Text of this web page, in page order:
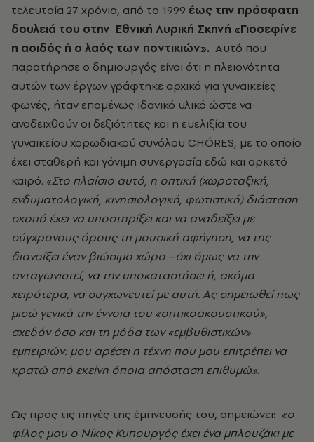
τελευταία 27 χρόνια, από το 1999 έως την πρόσφατη
δουλειά του στην Εθνική Λυρική Σκηνή «Γιοσεφίνε
η αοιδός ή ο λαός των ποντικιών». Αυτό που
παρατήρησε ο δημιουργός είναι ότι η πλειονότητα
αυτών των έργων γράφτηκε αρχικά για γυναικείες
φωνές, ήταν επομένως ιδανικό υλικό ώστε να
αναδειχθούν οι δεξιότητες και η ευελιξία του
γυναικείου χορωδιακού συνόλου CHÓRES, με το οποίο
έχει σταθερή και γόνιμη συνεργασία εδώ και αρκετό
καιρό. «Στο πλαίσιο αυτό, η οπτική (χωροταξική,
ενδυματολογική, κινησιολογική, φωτιστική) διάσταση
σκοπό έχει να υποστηρίξει και να αναδείξει με
σύγχρονους όρους τη μουσική αφήγηση, να της
διανοίξει έναν βιώσιμο χώρο –όχι όμως να την
ανταγωνιστεί, να την υποκαταστήσει ή, ακόμα
χειρότερα, να συγχωνευτεί με αυτή. Ας σημειωθεί πως
μισώ γενικά την έννοια του «οπτικοακουστικού»,
σχεδόν όσο και τη μόδα των «εμβυθιστικών»
εμπειριών: μου αρέσει η τέχνη που μου επιτρέπει να
κρατώ από εκείνη όποια απόσταση επιθυμώ».
Ως προς τις πηγές της έμπνευσής του, σημειώνει: «ο
φίλος μου ο Νίκος Κυπουργός έχει ένα μπλουζάκι με